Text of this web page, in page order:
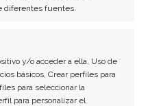
diferentes fuentes.
y/o acceder a ella, Uso de
básicos, Crear perfiles para
para seleccionar la
para personalizar el
descubrirá
¡Lee más aquí!